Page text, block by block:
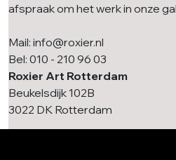
afspraak om het werk in onze
Mail: info@roxier.nl
Bel: 010 - 210 96 03
Roxier Art Rotterdam
Beukelsdijk 102B
3022 DK Rotterdam